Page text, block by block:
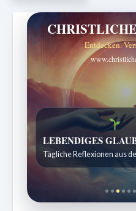
Entdecken.
Bibelgeschichten zum
Kindergeschichten für 7 bis